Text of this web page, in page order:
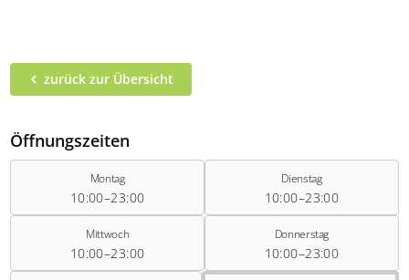
zurück zur Übersicht
Öffnungszeiten
Montag
10:00–23:00
Dienstag
10:00–23:00
Mittwoch
10:00–23:00
Donnerstag
10:00–23:00